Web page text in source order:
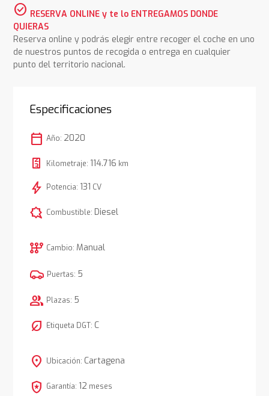
check_circle RESERVA ONLINE y te lo ENTREGAMOS DONDE
QUIERAS
Reserva online y podrás elegir entre recoger el coche en uno
de nuestros puntos de recogida o entrega en cualquier
punto del territorio nacional.
Especificaciones
calendar_today Año: 2020
Kilometraje: 114.716 km
bolt Potencia: 131 CV
comic_bubble Combustible: Diesel
auto_transmission Cambio: Manual
Puertas: 5
group Plazas: 5
nest_eco_leaf Etiqueta DGT: C
location_on Ubicación: Cartagena
local_police Garantía: 12 meses